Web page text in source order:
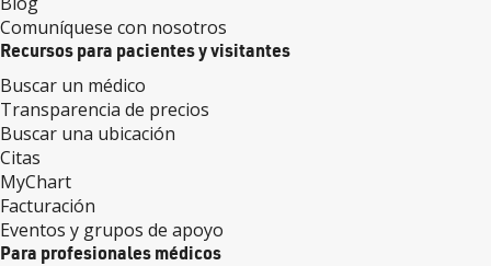
Comuníquese con nosotros
Recursos para pacientes y visitantes
Buscar un médico
Transparencia de precios
Buscar una ubicación
Citas
MyChart
Facturación
Eventos y grupos de apoyo
Para profesionales médicos